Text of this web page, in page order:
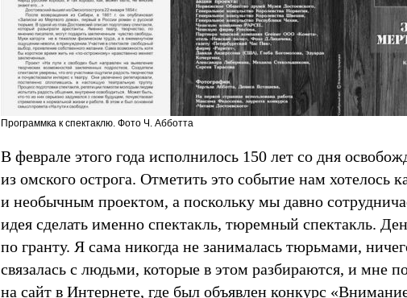
Программка к спектаклю. Фото Ч. Абботта
В феврале этого года исполнилось 150 лет со дня
из омского острога. Отметить это событие нам хотелось
и необычным проектом, а поскольку мы давно
идея сделать именно спектакль, тюремный спектакль.
по гранту. Я сама никогда не занималась тюрьмами,
связалась с людьми, которые в этом разбираются, и мне
на сайт в Интернете, где был объявлен конкурс